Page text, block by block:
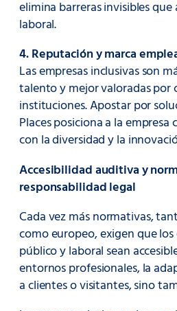
elimina barreras invisibles
laboral.
4. Reputación y marca
Las empresas inclusivas son
talento y mejor valoradas por
instituciones. Apostar por
Places posiciona a la
con la diversidad y la
Accesibilidad auditiva y
responsabilidad legal
Cada vez más normativas,
como europeo, exigen que los
público y laboral sean
entornos profesionales, la
a clientes o visitantes, sino